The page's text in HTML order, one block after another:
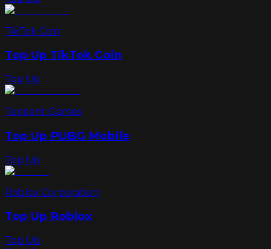
TikTok Coin
Top Up TikTok Coin
Top Up
Tencent Games
Top Up PUBG Mobile
Top Up
Roblox Corporation
Top Up Roblox
Top Up